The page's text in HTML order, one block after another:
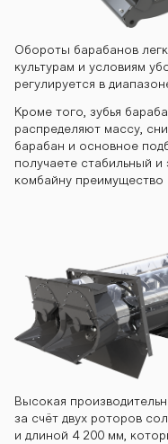
Обороты барабанов
культурам и условиям
регулируется в
Кроме того, зубья
распределяют массу,
барабан и основное
получаете стабильный
комбайну преимущество
Высокая
за счёт двух роторов
и длиной 4 200 мм,